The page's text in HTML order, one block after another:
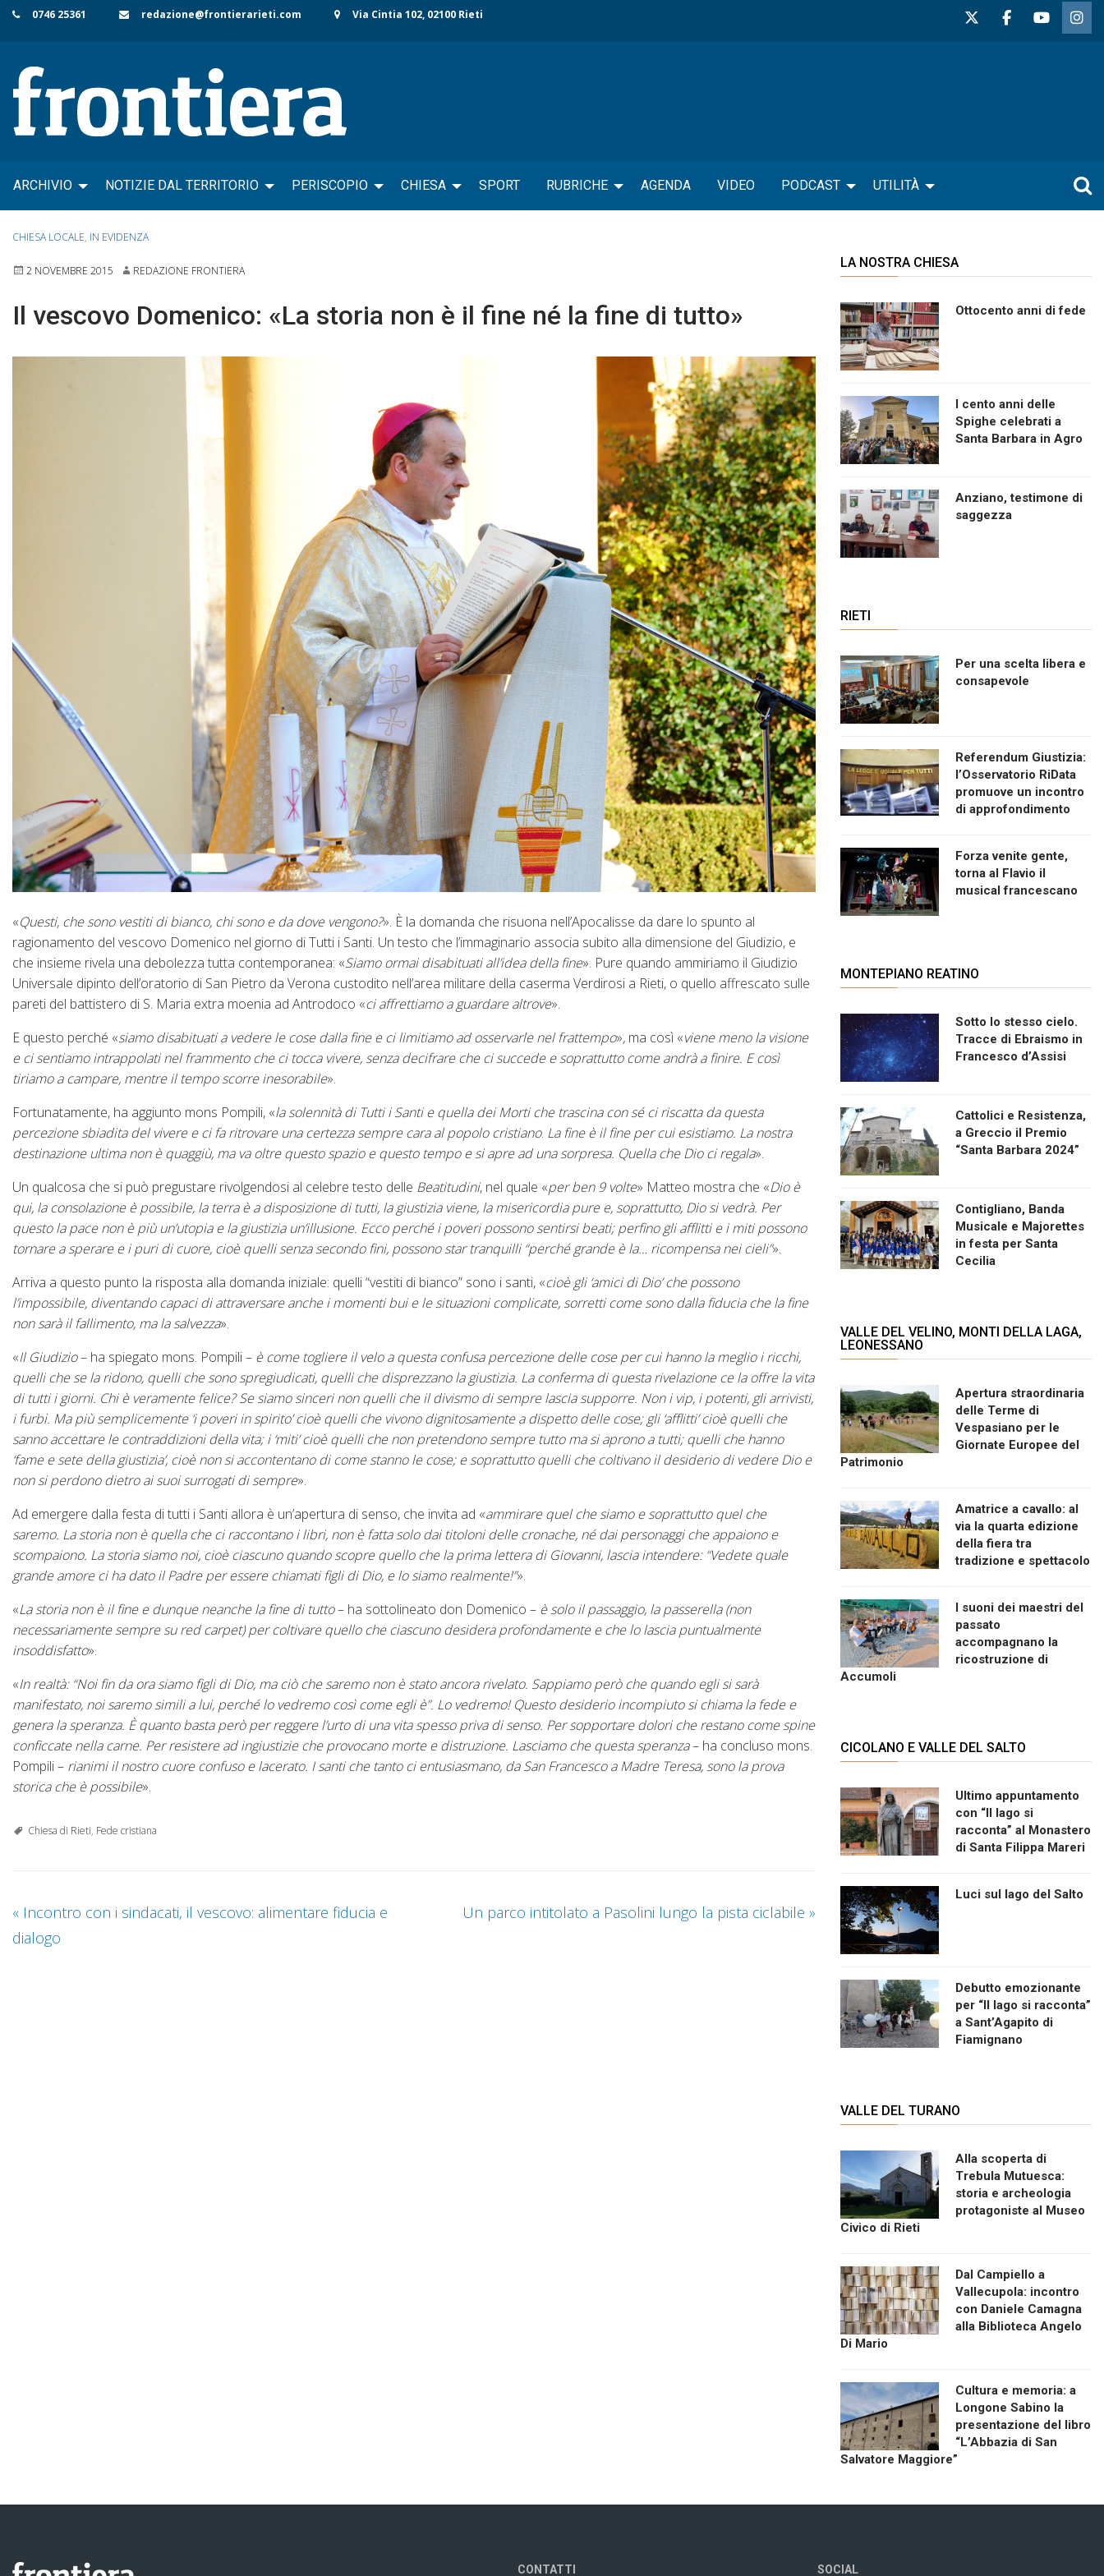
Skip
content
0746 25361 redazione@frontierarieti.com Via Cintia 102, 02100 Rieti
ARCHIVIO NOTIZIE DAL TERRITORIO PERISCOPIO CHIESA SPORT RUBRICHE AGENDA VIDEO PODCAST UTILITÀ
CHIESA LOCALE, IN EVIDENZA
2 NOVEMBRE 2015 REDAZIONE FRONTIERA
Il vescovo Domenico: «La storia non è il fine né la fine di tutto»
«Questi, che sono vestiti di bianco, chi sono e da dove vengono?». È la domanda che risuona nell’Apocalisse da dare lo spunto al
ragionamento del vescovo Domenico nel giorno di Tutti i Santi. Un testo che l’immaginario associa subito alla dimensione del Giudizio, e
che insieme rivela una debolezza tutta contemporanea: «Siamo ormai disabituati all’idea della fine». Pure quando ammiriamo il Giudizio
Universale dipinto dell’oratorio di San Pietro da Verona custodito nell’area militare della caserma Verdirosi a Rieti, o quello affrescato sulle
pareti del battistero di S. Maria extra moenia ad Antrodoco «ci affrettiamo a guardare altrove».
E questo perché «siamo disabituati a vedere le cose dalla fine e ci limitiamo ad osservarle nel frattempo», ma così «viene meno la visione
e ci sentiamo intrappolati nel frammento che ci tocca vivere, senza decifrare che ci succede e soprattutto come andrà a finire. E così
tiriamo a campare, mentre il tempo scorre inesorabile».
Fortunatamente, ha aggiunto mons Pompili, «lasolennità di Tutti i Santi e quella dei Morti che trascina con séci riscatta da questa
percezione sbiadita del vivere e ci fa ritrovare una certezza sempre cara al popolo cristiano. La fine è il fine per cui esistiamo. La nostra
destinazione ultima non è quaggiù, ma va oltre questo spazio e questo tempo e si apre ad una sorpresa. Quella che Dio ci regala».
Un qualcosa che si può pregustare rivolgendosi al celebre testo delle Beatitudini, nel quale «per ben 9 volte» Matteo mostra che «Dio è
qui, la consolazione è possibile, la terra è a disposizione di tutti, la giustizia viene, la misericordia pure e, soprattutto, Dio si vedrà. Per
questo la pace non è più un’utopia e la giustizia un’illusione. Ecco perché i poveri possono sentirsi beati; perfino gli afflitti e i miti possono
tornare a sperare e i puri di cuore, cioè quelli senza secondo fini, possono star tranquilli “perché grande è la… ricompensa nei cieli”».
Arriva a questo punto la risposta alla domanda iniziale: quelli “vestiti di bianco” sono i santi, «cioè gli ‘amici di Dio’ che possono
l’impossibile, diventando capaci di attraversare anche i momenti bui e le situazioni complicate, sorretti come sono dalla fiducia che la fine
non sarà il fallimento, ma la salvezza».
«Il Giudizio– ha spiegato mons. Pompili – ècome togliere il velo a questa confusa percezione delle cose per cui hanno la meglio i ricchi,
quelli che se la ridono, quelli che sono spregiudicati, quelli che disprezzano la giustizia. La conferma di questa rivelazione ce la offre la vita
di tutti i giorni. Chi è veramente felice? Se siamo sinceri non quelli che il divismo di sempre lascia supporre. Non i vip, i potenti, gli arrivisti,
i furbi. Ma più semplicemente ‘i poveri in spirito’ cioè quelli che vivono dignitosamente a dispetto delle cose; gli ‘afflitti’ cioè quelli che
sanno accettare le contraddizioni della vita; i ‘miti’ cioè quelli che non pretendono sempre tutto ma si aprono a tutti; quelli che hanno
‘fame e sete della giustizia’, cioè non si accontentano di come stanno le cose; e soprattutto quelli che coltivano il desiderio di vedere Dio e
non si perdono dietro ai suoi surrogati di sempre».
Ad emergere dalla festa di tutti i Santi allora è un’apertura di senso, che invita ad «ammirare quel che siamo e soprattutto quel che
saremo. La storia non è quella che ci raccontano i libri, non è fatta solo dai titoloni delle cronache, né dai personaggi che appaiono e
scompaiono. La storia siamo noi, cioè ciascuno quando scopre quello che la prima lettera di Giovanni, lascia intendere: “Vedete quale
grande amore ci ha dato il Padre per essere chiamati figli di Dio, e lo siamo realmente!”».
«La storia non è il fine e dunque neanche la fine di tutto– ha sottolineato don Domenico – èsolo il passaggio, la passerella(non
necessariamente sempre su red carpet)per coltivare quello che ciascuno desidera profondamente e che lo lascia puntualmente
insoddisfatto».
«In realtà: “Noi fin da ora siamo figli di Dio, ma ciò che saremo non è stato ancora rivelato. Sappiamo però che quando egli si sarà
manifestato, noi saremo simili a lui, perché lo vedremo così come egli è”. Lo vedremo! Questo desiderio incompiuto si chiama la fede e
genera la speranza. Èquanto basta però per reggere l’urto di una vita spesso priva di senso. Per sopportare dolori che restano come spine
conficcate nella carne. Per resistere ad ingiustizie che provocano morte e distruzione. Lasciamo che questa speranza– ha concluso mons.
Pompili – rianimi il nostro cuore confuso e lacerato. I santi che tanto ci entusiasmano, da San Francesco a Madre Teresa, sono la prova
storica che è possibile».
Chiesa di Rieti, Fede cristiana
« Incontro con i sindacati, il vescovo: alimentare fiducia e
dialogo
Un parco intitolato a Pasolini lungo la pista ciclabile »
LA NOSTRA CHIESA
Ottocento anni di fede
I cento anni delle
Spighe celebrati a
Santa Barbara in Agro
Anziano, testimone di
saggezza
RIETI
Per una scelta libera e
consapevole
Referendum Giustizia:
l’Osservatorio RiData
promuove un incontro
di approfondimento
Forza venite gente,
torna al Flavio il
musical francescano
MONTEPIANO REATINO
Sotto lo stesso cielo.
Tracce di Ebraismo in
Francesco d’Assisi
Cattolici e Resistenza,
a Greccio il Premio
“Santa Barbara 2024”
Contigliano, Banda
Musicale e Majorettes
in festa per Santa
Cecilia
VALLE DEL VELINO, MONTI DELLA LAGA,
LEONESSANO
Apertura straordinaria
delle Terme di
Vespasiano per le
Giornate Europee del
Patrimonio
Amatrice a cavallo: al
via la quarta edizione
della fiera tra
tradizione e spettacolo
I suoni dei maestri del
passato
accompagnano la
ricostruzione di
Accumoli
CICOLANO E VALLE DEL SALTO
Ultimo appuntamento
con “Il lago si
racconta” al Monastero
di Santa Filippa Mareri
Luci sul lago del Salto
Debutto emozionante
per “Il lago si racconta”
a Sant’Agapito di
Fiamignano
VALLE DEL TURANO
Alla scoperta di
Trebula Mutuesca:
storia e archeologia
protagoniste al Museo
Civico di Rieti
Dal Campiello a
Vallecupola: incontro
con Daniele Camagna
alla Biblioteca Angelo
Di Mario
Cultura e memoria: a
Longone Sabino la
presentazione del libro
“L’Abbazia di San
Salvatore Maggiore”
CONTATTI SOCIAL